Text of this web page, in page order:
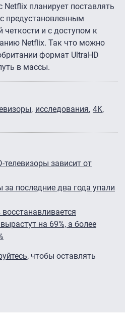
Netflix планирует поставлять
предустановленным
четкости и с доступом к
Netflix. Так что можно
формат UltraHD
в массы.
исследования 4K
телевизоры зависит от
за последние два года упали
на 69%, а более
, чтобы оставлять